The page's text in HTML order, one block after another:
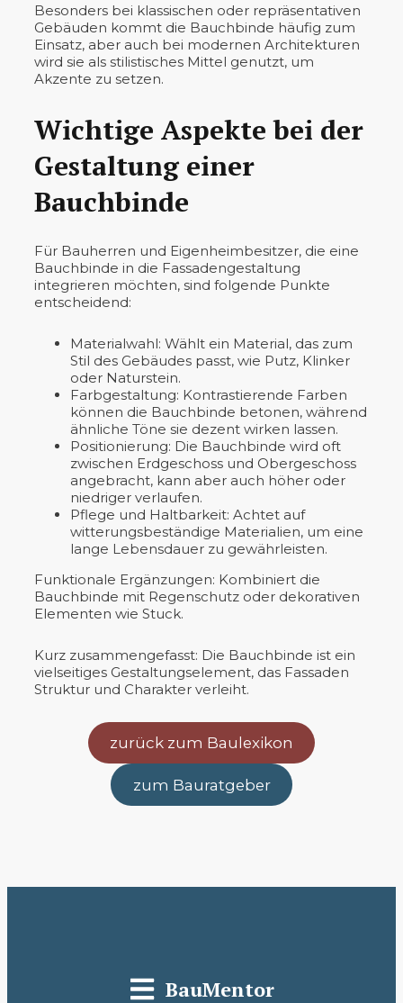
Besonders bei klassischen oder repräsentativen
Gebäuden kommt die Bauchbinde häufig zum
Einsatz, aber auch bei modernen Architekturen
wird sie als stilistisches Mittel genutzt, um
Akzente zu setzen.
Wichtige Aspekte bei der
Gestaltung einer
Bauchbinde
Für Bauherren und Eigenheimbesitzer, die eine
Bauchbinde in die Fassadengestaltung
integrieren möchten, sind folgende Punkte
entscheidend:
Materialwahl: Wählt ein Material, das zum
Stil des Gebäudes passt, wie Putz, Klinker
oder Naturstein.
Farbgestaltung: Kontrastierende Farben
können die Bauchbinde betonen, während
ähnliche Töne sie dezent wirken lassen.
Positionierung: Die Bauchbinde wird oft
zwischen Erdgeschoss und Obergeschoss
angebracht, kann aber auch höher oder
niedriger verlaufen.
Pflege und Haltbarkeit: Achtet auf
witterungsbeständige Materialien, um eine
lange Lebensdauer zu gewährleisten.
Funktionale Ergänzungen: Kombiniert die
Bauchbinde mit Regenschutz oder dekorativen
Elementen wie Stuck.
Kurz zusammengefasst: Die Bauchbinde ist ein
vielseitiges Gestaltungselement, das Fassaden
Struktur und Charakter verleiht.
zurück zum Baulexikon
zum Bauratgeber
BauMentor